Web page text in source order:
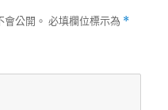
公開。 必填欄位標示為 *